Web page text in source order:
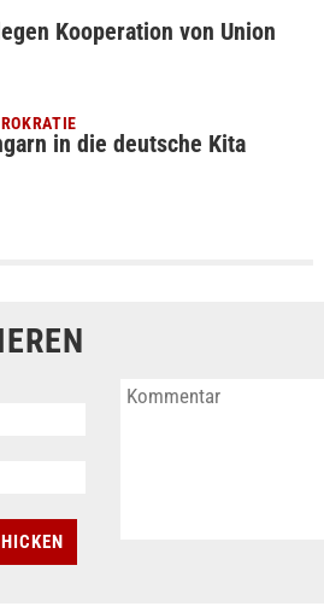
Kooperation von Union
in die deutsche Kita